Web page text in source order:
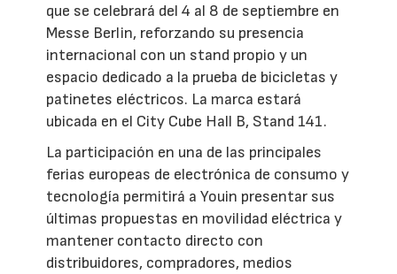
que se celebrará del 4 al 8 de septiembre en
Messe Berlin, reforzando su presencia
internacional con un stand propio y un
espacio dedicado a la prueba de bicicletas y
patinetes eléctricos. La marca estará
ubicada en el City Cube Hall B, Stand 141.
La participación en una de las principales
ferias europeas de electrónica de consumo y
tecnología permitirá a Youin presentar sus
últimas propuestas en movilidad eléctrica y
mantener contacto directo con
distribuidores, compradores, medios